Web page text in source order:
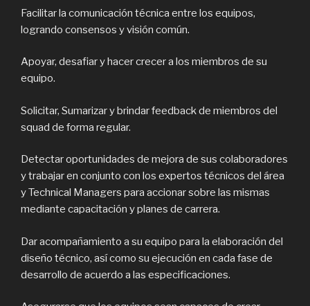
Facilitar la comunicación técnica entre los equipos,
logrando consensos y visión común.
Apoyar, desafiar y hacer crecer a los miembros de su
equipo.
Solicitar, Sumarizar y brindar feedback de miembros del
squad de forma regular.
Detectar oportunidades de mejora de sus colaboradores
y trabajar en conjunto con los expertos técnicos del área
y Technical Managers para accionar sobre las mismas
mediante capacitación y planes de carrera.
Dar acompañamiento a su equipo para la elaboración del
diseño técnico, así como su ejecución en cada fase de
desarrollo de acuerdo a las especificaciones.